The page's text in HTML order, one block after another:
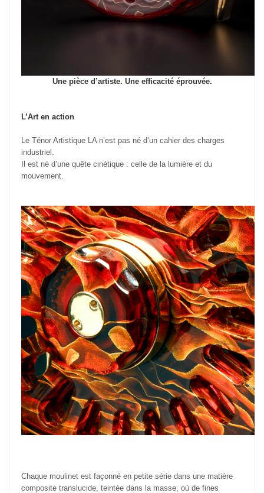
Une pièce d’artiste. Une efficacité éprouvée.
L’Art en action
Le Ténor Artistique LA n’est pas né d’un cahier des charges
industriel.
Il est né d’une quête cinétique : celle de la lumière et du
mouvement.
Chaque moulinet est façonné en petite série dans une matière
composite translucide, teintée dans la masse, où de fines